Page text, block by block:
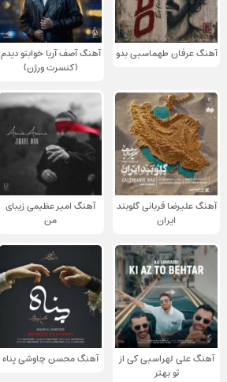
آهنگ عرفان طهماسبی بدو
آهنگ آصف آریا خوابتو دیدم
(کنسرت ورژن)
آهنگ علیرضا قربانی گلوبند
ایران
آهنگ امیر عظیمی زیبای
من
آهنگ علی لهراسبی کی از
تو ‌بهتر
آهنگ محسن چاوشی پناه